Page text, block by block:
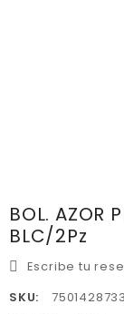
BOL. AZOR
BLC/2Pz
Escribe tu
SKU: